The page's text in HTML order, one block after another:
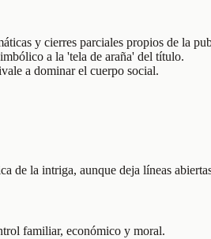
y cierres parciales propios de la
a la 'tela de araña' del título.
a dominar el cuerpo social.
la intriga, aunque deja líneas
familiar, económico y moral.